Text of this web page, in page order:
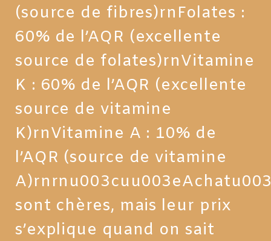
(source de fibres)rnFolates :
60% de l’AQR (excellente
source de folates)rnVitamine
K : 60% de l’AQR (excellente
source de vitamine
K)rnVitamine A : 10% de
l’AQR (source de vitamine
sont chères, mais leur prix
s’explique quand on sait